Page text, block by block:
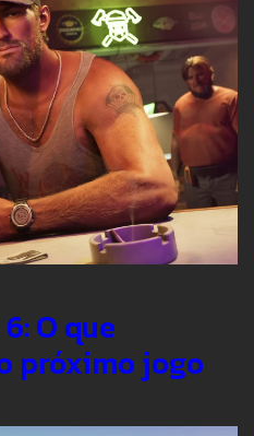
O que
próximo jogo